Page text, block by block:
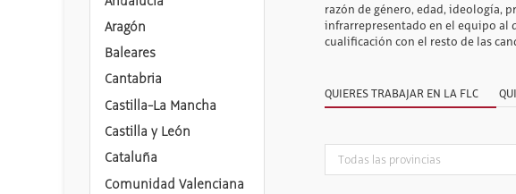
Aragón
Baleares
Cantabria
Castilla-La Mancha
Castilla y León
Cataluña
Comunidad Valenciana
razón de género, edad, ideología,
infrarrepresentado en el equipo al
cualificación con el resto de las
QUIERES TRABAJAR EN LA FLC